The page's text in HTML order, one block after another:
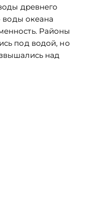
древнего
воды океана
Районы
под водой, но
над